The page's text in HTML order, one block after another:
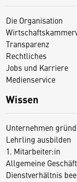
Die Organisation
Transparenz
Rechtliches
Jobs und Karriere
Medienservice
Wissen
Unternehmen
Lehrling ausbilden
1. Mitarbeiter:in
Allgemeine
Dienstverhältnis